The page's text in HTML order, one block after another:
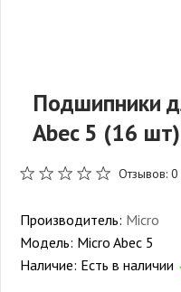
Подшипники
Abec 5 (16 шт)
Отзывов:
Производитель: Micro
Модель: Micro Abec 5
Наличие: Есть в наличии